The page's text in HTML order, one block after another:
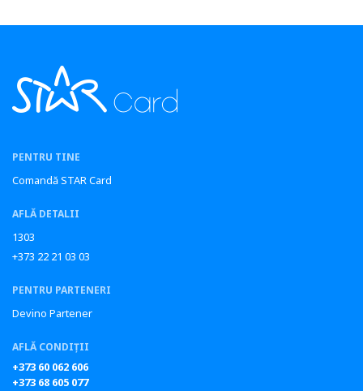
PENTRU TINE
Comandă STAR Card
AFLĂ DETALII
1303
+373 22 21 03 03
PENTRU PARTENERI
Devino Partener
AFLĂ CONDIȚII
+373 60 062 606
+373 68 605 077